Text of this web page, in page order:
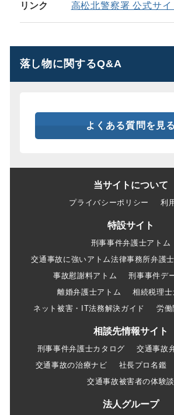
リンク 高松北警察署 公式サイ
落し物に関するQ&A
よくある質問を見る
当サイトについて
プライバシーポリシー 利
特設サイト
刑事事件弁護士アトム
交通事故に強いアトム法律事務所弁護
事故慰謝料アトム
刑事事件デ
離婚弁護士アトム
相続税理
ネット被害・IT法務解決ガイド
労働
相談先情報サイト
刑事事件弁護士カタログ
交通事故
交通事故の治療ナビ
社長プロ名鑑
交通事故被害者の体験談
法人グループ